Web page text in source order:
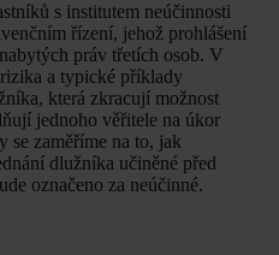
s institutem neúčinnosti
řízení, jehož prohlášení
práv třetích osob. V
a typické příklady
která zkracují možnost
jednoho věřitele na úkor
zaměříme na to, jak
dlužníka učiněné před
označeno za neúčinné.